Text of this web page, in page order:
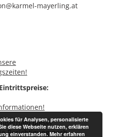
mayerling.at
dieser
Besichtigung nach
für Analysen, personalisierte
diese Webseite nutzen, erklären
einverstanden.Mehr erfahren